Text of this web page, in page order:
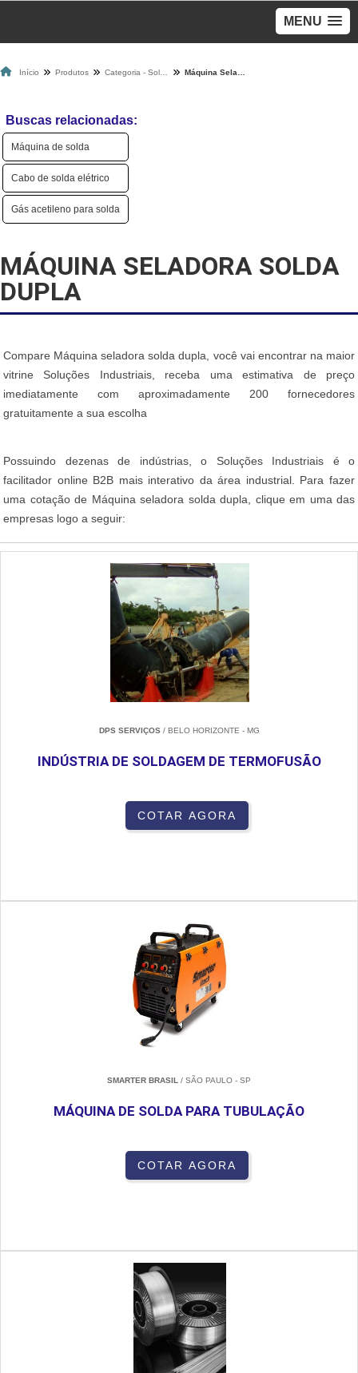
MENU
Início Produtos
Buscas relacionadas:
Máquina de solda
Cabo de solda elétrico
Gás acetileno para solda
MÁQUINA SELADORA SOLDA
DUPLA
Compare Máquina seladora solda dupla, você vai encontrar na maior
vitrine Soluções Industriais, receba uma estimativa de preço
imediatamente com aproximadamente 200 fornecedores
gratuitamente a sua escolha
Possuindo dezenas de indústrias, o Soluções Industriais é o
facilitador online B2B mais interativo da área industrial. Para fazer
uma cotação de Máquina seladora solda dupla, clique em uma das
empresas logo a seguir:
DPS SERVIÇOS/ BELO HORIZONTE - MG
INDÚSTRIA DE SOLDAGEM DE TERMOFUSÃO
COTAR AGORA
SMARTER BRASIL / SÃO PAULO - SP
MÁQUINA DE SOLDA PARA TUBULAÇÃO
COTAR AGORA